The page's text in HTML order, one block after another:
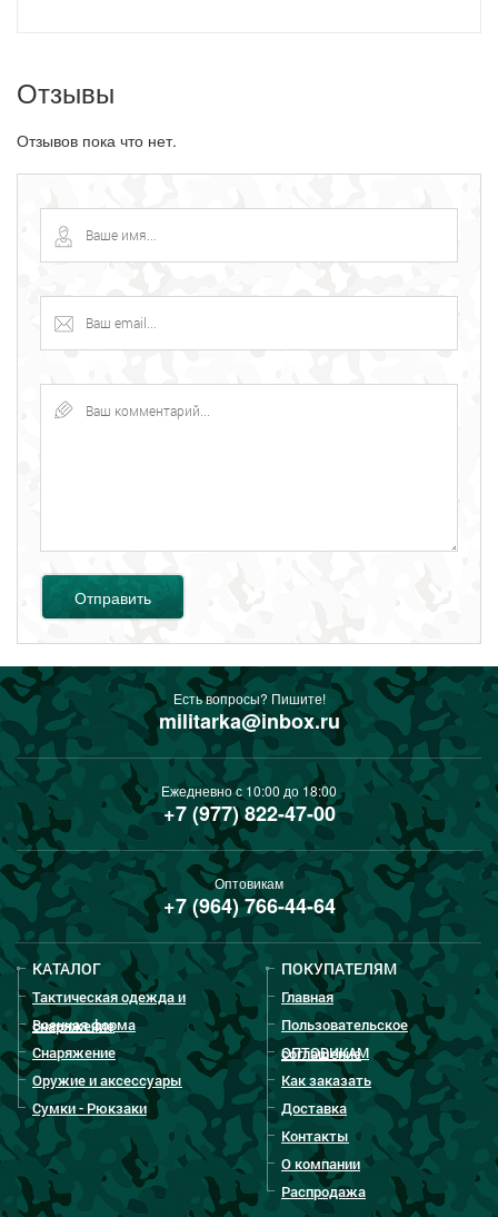
Отзывы
Отзывов пока что нет.
Отправить
Есть вопросы? Пишите!
militarka@inbox.ru
Ежедневно с 10:00 до 18:00
+7 (977) 822-47-00
Оптовикам
+7 (964) 766-44-64
КАТАЛОГ
Тактическая одежда и
снаряжение
Военная форма
Снаряжение
Оружие и аксессуары
Сумки - Рюкзаки
ПОКУПАТЕЛЯМ
Главная
Пользовательское
соглашение
ОПТОВИКАМ
Как заказать
Доставка
Контакты
О компании
Распродажа